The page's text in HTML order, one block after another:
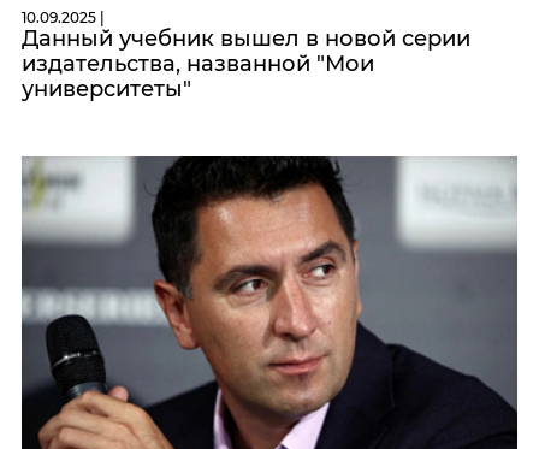
10.09.2025 |
Данный учебник вышел в новой серии
издательства, названной "Мои
университеты"